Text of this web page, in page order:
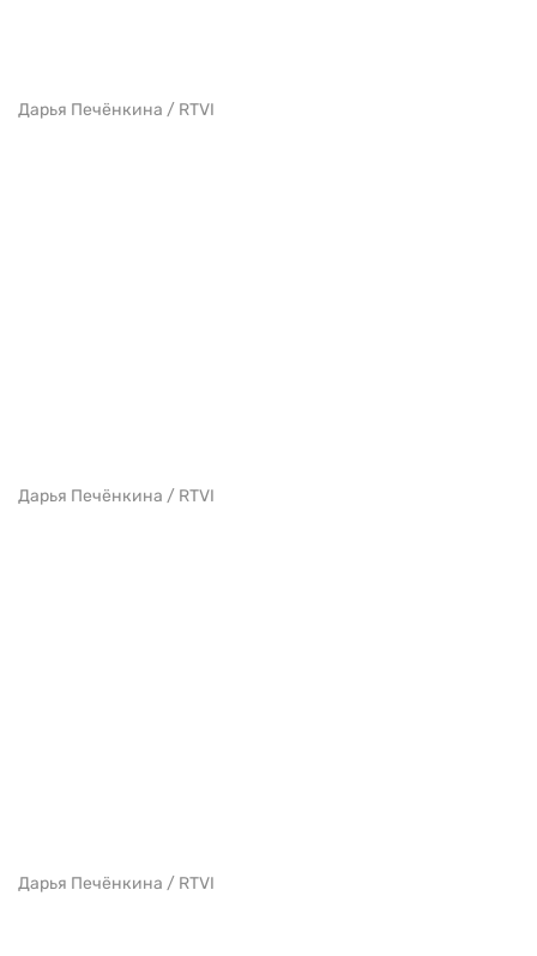
Дарья Печёнкина / RTVI
Дарья Печёнкина / RTVI
Дарья Печёнкина / RTVI